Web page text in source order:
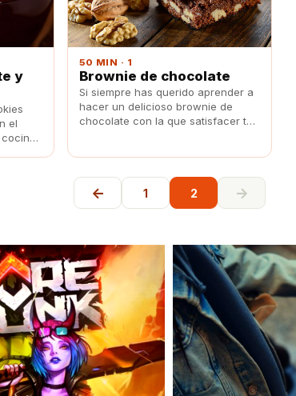
y
el
50 MIN · 1
Brownie de chocolate
Si siempre has querido aprender a
hacer un delicioso brownie de
chocolate con la que satisfacer tu
← 1 2 →